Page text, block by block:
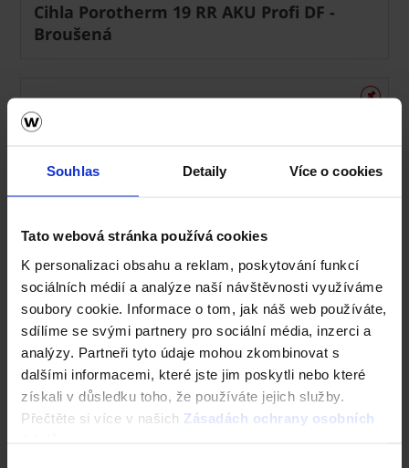
Souhlas Detaily Více o cookies
Tato webová stránka používá cookies
K personalizaci obsahu a reklam, poskytování funkcí
sociálních médií a analýze naší návštěvnosti využíváme
soubory cookie. Informace o tom, jak náš web používáte,
sdílíme se svými partnery pro sociální média, inzerci a
analýzy. Partneři tyto údaje mohou zkombinovat s
dalšími informacemi, které jste jim poskytli nebo které
získali v důsledku toho, že používáte jejich služby.
Přečtěte si více v našich Zásadách ochrany osobních
Cihla Porotherm 19 RR AKU Profi DF -
Broušená